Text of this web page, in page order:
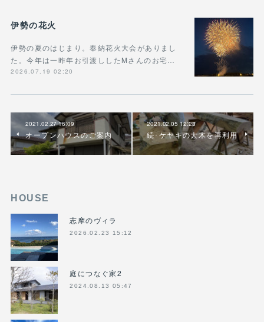
伊勢の花火
伊勢の夏のはじまり。奉納花火大会がありまし
た。今年は一昨年お引渡ししたMさんのお宅…
2026.07.19 02:20
2021.02.27 16:09
オープンハウスのご案内
2021.02.05 12:23
続･ケヤキの大木を再利用
HOUSE
志摩のヴィラ
2026.02.23 15:12
庭につなぐ家2
2024.08.13 05:47